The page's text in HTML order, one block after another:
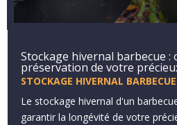
Stockage hivernal barbecue :
préservation de votre
STOCKAGE HIVERNAL BARBECUE
Le stockage hivernal d'un
garantir la longévité de votre